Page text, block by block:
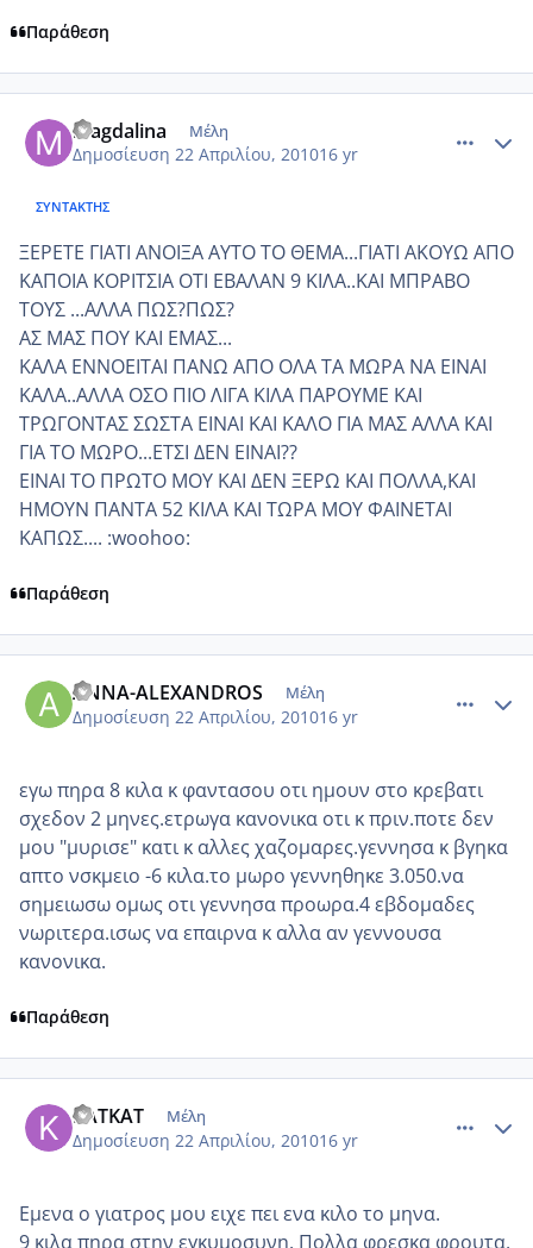
Παράθεση
magdalina Μέλη
Δημοσίευση 22 Απριλίου, 201016 yr
ΣΥΝΤΆΚΤΗΣ
ΞΕΡΕΤΕ ΓΙΑΤΙ ΑΝΟΙΞΑ ΑΥΤΟ ΤΟ ΘΕΜΑ...ΓΙΑΤΙ ΑΚΟΥΩ ΑΠΟ
ΚΑΠΟΙΑ ΚΟΡΙΤΣΙΑ ΟΤΙ ΕΒΑΛΑΝ 9 ΚΙΛΑ..ΚΑΙ ΜΠΡΑΒΟ
ΤΟΥΣ ...ΑΛΛΑ ΠΩΣ?ΠΩΣ?
ΑΣ ΜΑΣ ΠΟΥ ΚΑΙ ΕΜΑΣ...
ΚΑΛΑ ΕΝΝΟΕΙΤΑΙ ΠΑΝΩ ΑΠΟ ΟΛΑ ΤΑ ΜΩΡΑ ΝΑ ΕΙΝΑΙ
ΚΑΛΑ..ΑΛΛΑ ΟΣΟ ΠΙΟ ΛΙΓΑ ΚΙΛΑ ΠΑΡΟΥΜΕ ΚΑΙ
ΤΡΩΓΟΝΤΑΣ ΣΩΣΤΑ ΕΙΝΑΙ ΚΑΙ ΚΑΛΟ ΓΙΑ ΜΑΣ ΑΛΛΑ ΚΑΙ
ΓΙΑ ΤΟ ΜΩΡΟ...ΕΤΣΙ ΔΕΝ ΕΙΝΑΙ??
ΕΙΝΑΙ ΤΟ ΠΡΩΤΟ ΜΟΥ ΚΑΙ ΔΕΝ ΞΕΡΩ ΚΑΙ ΠΟΛΛΑ,ΚΑΙ
ΗΜΟΥΝ ΠΑΝΤΑ 52 ΚΙΛΑ ΚΑΙ ΤΩΡΑ ΜΟΥ ΦΑΙΝΕΤΑΙ
ΚΑΠΩΣ.... :woohoo:
Παράθεση
ANNA-ALEXANDROS Μέλη
Δημοσίευση 22 Απριλίου, 201016 yr
εγω πηρα 8 κιλα κ φαντασου οτι ημουν στο κρεβατι
σχεδον 2 μηνες.ετρωγα κανονικα οτι κ πριν.ποτε δεν
μου "μυρισε" κατι κ αλλες χαζομαρες.γεννησα κ βγηκα
απτο νσκμειο -6 κιλα.το μωρο γεννηθηκε 3.050.να
σημειωσω ομως οτι γεννησα προωρα.4 εβδομαδες
νωριτερα.ισως να επαιρνα κ αλλα αν γεννουσα
κανονικα.
Παράθεση
ΚΑΤΚΑΤ Μέλη
Δημοσίευση 22 Απριλίου, 201016 yr
Εμενα ο γιατρος μου ειχε πει ενα κιλο το μηνα.
9 κιλα πηρα στην εγκυμοσυνη. Πολλα φρεσκα φρουτα,